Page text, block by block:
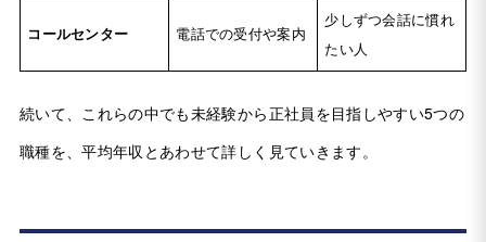
コールセンター 電話での受付や案内
少しずつ会話に慣れ
たい人
続いて、これらの中でも未経験から正社員を目指しやすい5つの
職種を、平均年収とあわせて詳しく見ていきます。